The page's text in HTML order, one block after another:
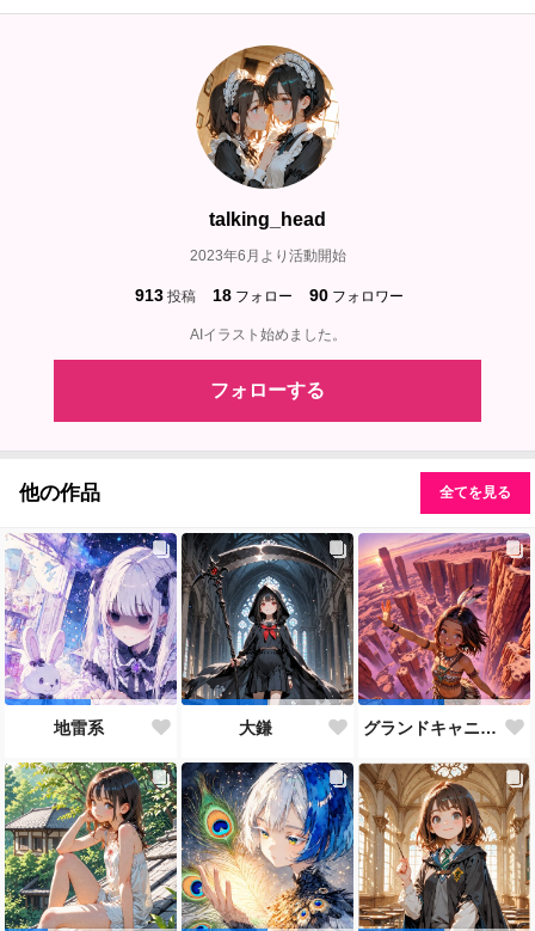
talking_head
2023年6月より活動開始
913 投稿 18 フォロー 90 フォロワー
AIイラスト始めました。
フォローする
他の作品 全てを見る
地雷系 大鎌 グランドキャニオン